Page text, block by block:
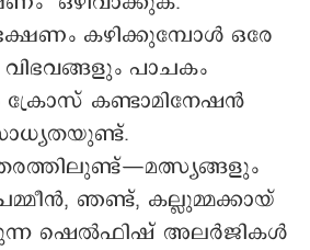
കഴിക്കുമ്പോൾ ഒരേ
പാചകം
ക്രോസ് കണ്ടാമിനേഷൻ
ഞണ്ട്, കല്ലുമ്മക്കായ്
ഷെൽഫിഷ് അലർജികൾ